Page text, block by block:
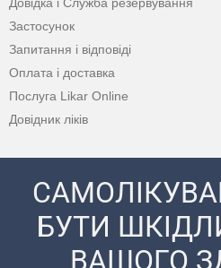
Довідка і Служба резервування
Застосунок
Запитання і відповіді
Оплата і доставка
Послуга Likar Online
Довідник ліків
БУТИ